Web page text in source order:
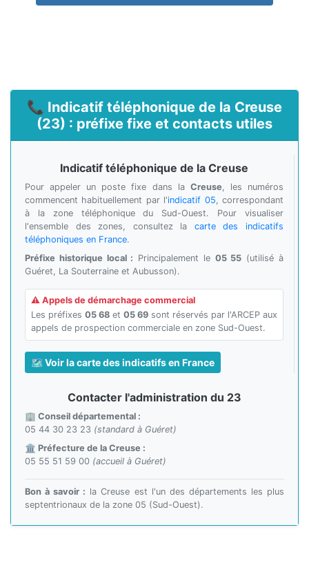
📞 Indicatif téléphonique de la Creuse
(23) : préfixe fixe et contacts utiles
Indicatif téléphonique de la Creuse
Pour appeler un poste fixe dans la Creuse , les numéros
commencent habituellement par l'indicatif 05 , correspondant
à la zone téléphonique du Sud-Ouest. Pour visualiser
l'ensemble des zones, consultez la carte des indicatifs
téléphoniques en France.
Préfixe historique local : Principalement le 05 55 (utilisé à
Guéret, La Souterraine et Aubusson).
⚠️ Appels de démarchage commercial
Les préfixes 05 68 et 05 69 sont réservés par l'ARCEP aux
appels de prospection commerciale en zone Sud-Ouest.
🗺️ Voir la carte des indicatifs en France
Contacter l'administration du 23
🏢 Conseil départemental :
05 44 30 23 23 (standard à Guéret)
🏛️ Préfecture de la Creuse :
05 55 51 59 00 (accueil à Guéret)
Bon à savoir : la Creuse est l'un des départements les plus
septentrionaux de la zone 05 (Sud-Ouest).